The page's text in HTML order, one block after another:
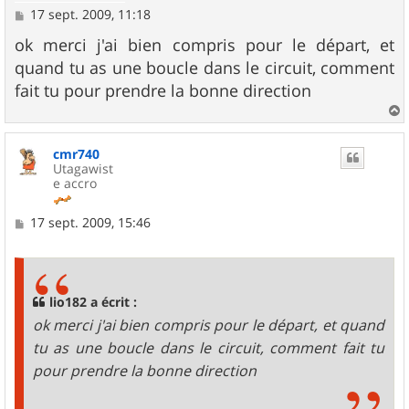
M
s
s
a
g
e
17 sept. 2009, 11:18
ok merci j'ai bien compris pour le départ, et
quand tu as une boucle dans le circuit, comment
fait tu pour prendre la bonne direction
a
cmr740
Utagawist
e accro
M17 sept. 2009, 15:46
lio182 a écrit :
ok merci j'ai bien compris pour le départ, et quand
tu as une boucle dans le circuit, comment fait tu
pour prendre la bonne direction